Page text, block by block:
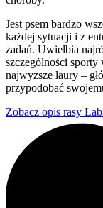
Jest psem bardzo
każdej sytuacji i z
zadań. Uwielbia
szczególności
najwyższe laury –
przypodobać
Zobacz opis rasy